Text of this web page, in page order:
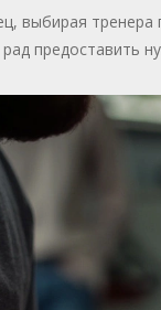
выбирая тренера
рад предоставить